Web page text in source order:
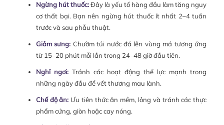
Ngừng hút thuốc:Đây là yếu tố hàng đầu làm tăng nguy
cơ thất bại. Bạn nên ngừng hút thuốc ít nhất 2–4 tuần
trước và sau phẫu thuật.
Giảm sưng: Chườm túi nước đá lên vùng má tương ứng
từ 15–20 phút mỗi lần trong 24–48 giờ đầu tiên.
Nghỉ ngơi:Tránh các hoạt động thể lực mạnh trong
những ngày đầu để vết thương mau lành.
Chế độ ăn: Ưu tiên thức ăn mềm, lỏng và tránh các thực
phẩm cứng, giòn hoặc cay nóng.